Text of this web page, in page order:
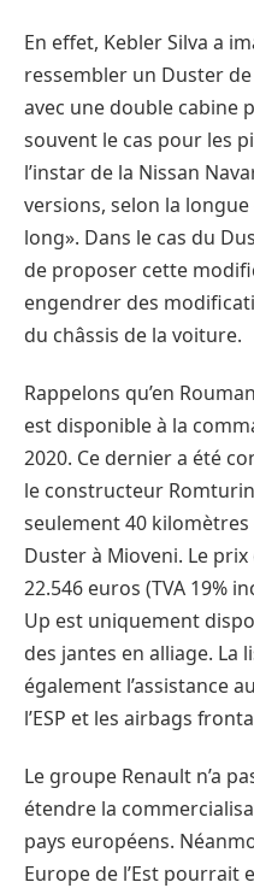
En effet, Kebler Silva a
ressembler un Duster
avec une double cabine
souvent le cas pour les
l’instar de la Nissan
versions, selon la
long». Dans le cas du
de proposer cette
engendrer des
du châssis de la voiture.
Rappelons qu’en
est disponible à la
2020. Ce dernier a été
le constructeur
seulement 40
Duster à Mioveni. Le
22.546 euros (TVA 19%
Up est uniquement
des jantes en alliage. La
également l’assistance
l’ESP et les airbags
Le groupe Renault n’a
étendre la
pays européens.
Europe de l’Est pourrait